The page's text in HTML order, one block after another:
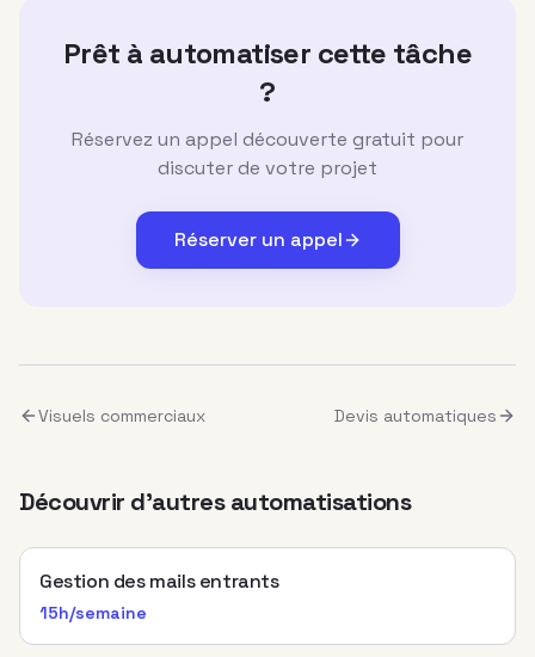
Prêt à automatiser cette tâche
?
Réservez un appel découverte gratuit pour
discuter de votre projet
Réserver un appel
Visuels commerciaux Devis automatiques
Découvrir d'autres automatisations
Gestion des mails entrants
15h/semaine